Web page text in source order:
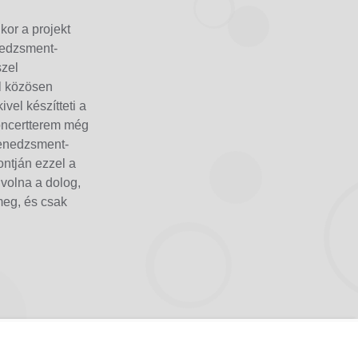
a projekt
közösen
készítteti a
még
ezzel a
a dolog,
és csak